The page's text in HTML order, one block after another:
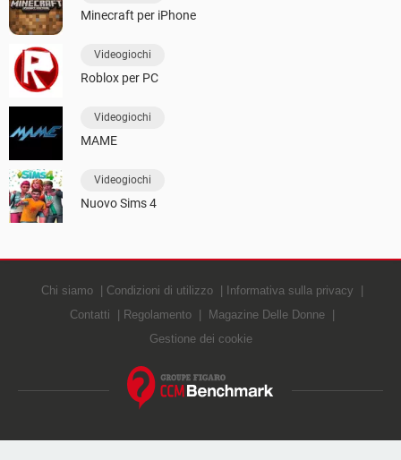
Minecraft per iPhone
Videogiochi
Roblox per PC
Videogiochi
MAME
Videogiochi
Nuovo Sims 4
Chi siamo Condizioni di utilizzo
Informativa sulla privacy
Contatti
Regolamento
Magazine Delle Donne
Gestione dei cookie